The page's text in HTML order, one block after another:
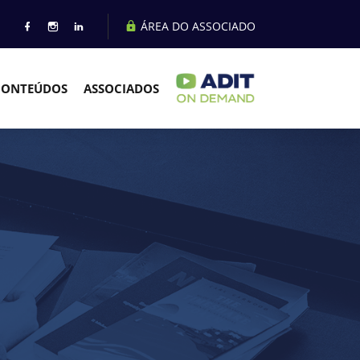
ÁREA DO ASSOCIADO
ASSOCIADOS